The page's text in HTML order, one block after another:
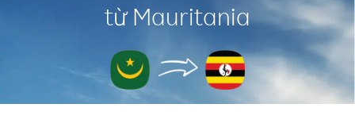
từ Mauritania